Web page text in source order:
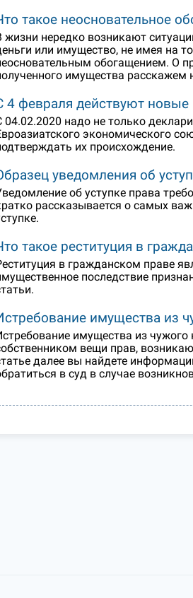
такое неосновательное
жизни нередко возникают
или имущество, не имея на
обогащением. О
имущества расскажем
4 февраля действуют новые
04.02.2020 надо не только
экономического
их происхождение.
уведомления об
об уступке права
рассказывается о самых
такое реституция в
в гражданском праве
последствие
имущества из
имущества из
вещи прав,
далее вы найдете
в суд в случае